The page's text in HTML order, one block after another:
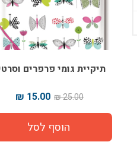
תיקיית גומי פרפרים
25.00 ₪
15.00 ₪